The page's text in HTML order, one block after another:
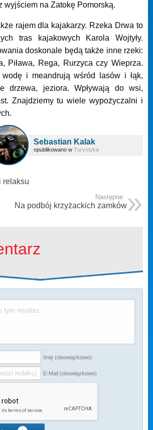
wyjściem na Zatokę Pomorską.
rajem dla kajakarzy. Rzeka Drwa to
tras kajakowych Karola Wojtyły.
doskonale będą także inne rzeki:
Piława, Rega, Rurzyca czy Wieprza.
wodę i meandrują wśród lasów i łąk,
drzewa, jeziora. Wpływają do wsi,
Znajdziemy tu wiele wypożyczalni i
Sebastian Kalak
opublikowano w Turystyka
relaksu
Następne
Na podbój krzyżackich zamków
Imię (obowiązkowe)
E-Mail (obowiązkowe)